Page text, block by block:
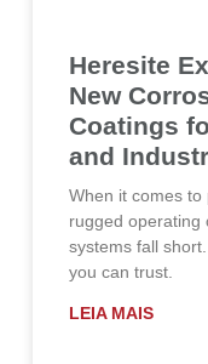
Heresite
New
Coatings
and
When it comes
rugged operating
systems fall
you can trust.
LEIA MAIS